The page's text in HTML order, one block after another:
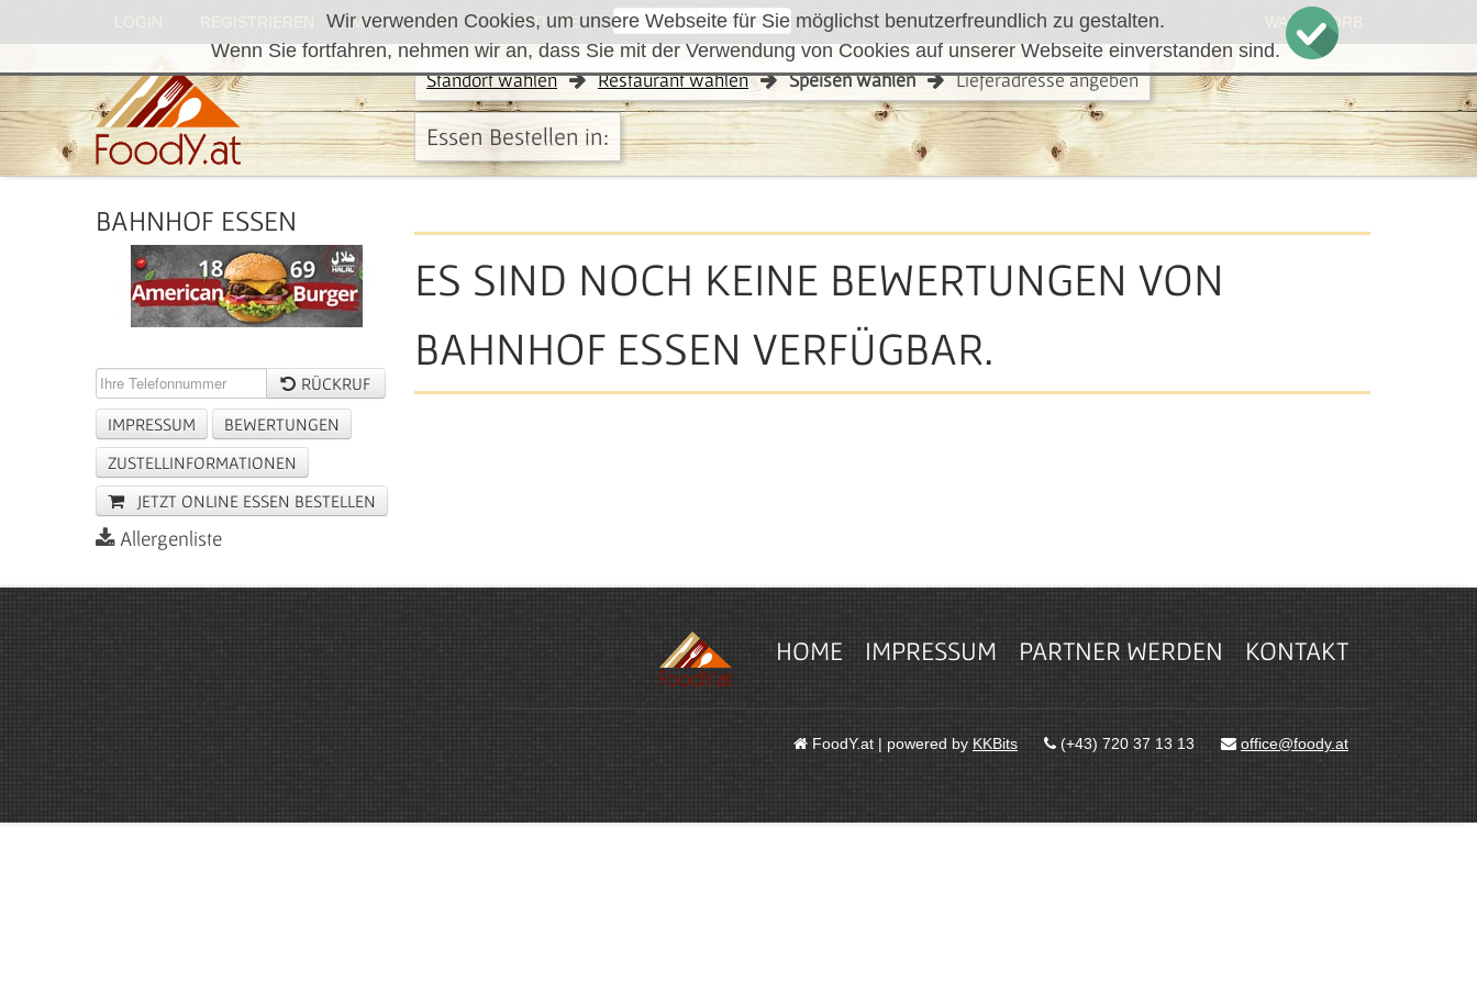
Wir verwenden Cookies, um unsere Webseite für Sie möglichst benutzerfreundlich zu gestalten.
Wenn Sie fortfahren, nehmen wir an, dass Sie mit der Verwendung von Cookies auf unserer Webseite einverstanden sind.
LOGIN REGISTRIEREN WARENKORB
MY.FOODY.AT FUNKTIONEN RÜCKRUF
Standort wählen Restaurant wählen Speisen wählen Lieferadresse angeben
Essen Bestellen in:
BAHNHOF ESSEN
RÜCKRUF
IMPRESSUM
BEWERTUNGEN
ZUSTELLINFORMATIONEN
JETZT ONLINE ESSEN BESTELLEN
Allergenliste
ES SIND NOCH KEINE BEWERTUNGEN VON
BAHNHOF ESSEN VERFÜGBAR.
HOME IMPRESSUM PARTNER WERDEN KONTAKT
FoodY.at | powered by KKBits (+43) 720 37 13 13 office@foody.at